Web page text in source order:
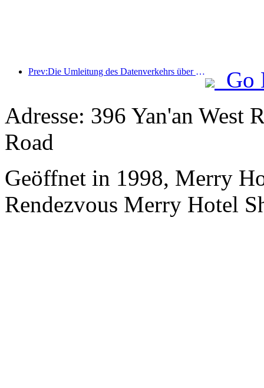
Prev:Die Umleitung des Datenverkehrs über alle Medien trägt zur Erneuerung alter Geschäfte bei und schafft ein neues Modell des „Null-Hochlaufs“
Go
Adresse: 396 Yan'an West
Road
Geöffnet in 1998, Merry
Rendezvous Merry Hotel